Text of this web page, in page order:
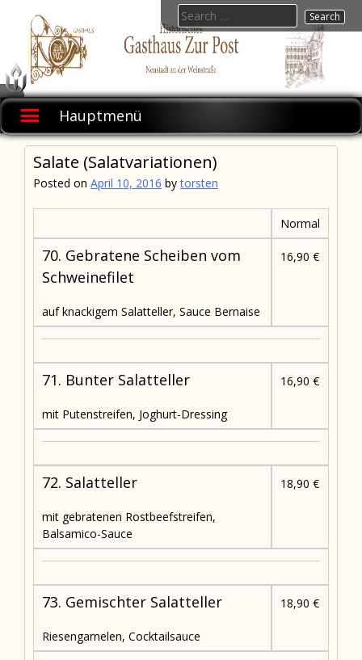
content
Gasthaus
zur Post
Hauptmenü
Search
for:
Salate (Salatvariationen)
Posted on April 10, 2016 bytorsten
Normal
70. Gebratene Scheiben vom
Schweinefilet
auf knackigem Salatteller, Sauce Bernaise
16,90 €
71. Bunter Salatteller
mit Putenstreifen, Joghurt-Dressing
16,90 €
72. Salatteller
mit gebratenen Rostbeefstreifen,
Balsamico-Sauce
18,90 €
73. Gemischter Salatteller
Riesengarnelen, Cocktailsauce
18,90 €